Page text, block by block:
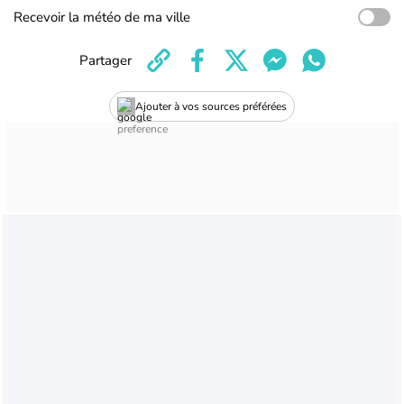
Recevoir la météo de ma ville
Ajouter à vos sources préférées
Partager